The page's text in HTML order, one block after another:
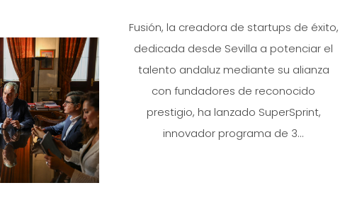
Fusión, la creadora de startups de éxito,
dedicada desde Sevilla a potenciar el
talento andaluz mediante su alianza
con fundadores de reconocido
prestigio, ha lanzado SuperSprint,
innovador programa de 3...